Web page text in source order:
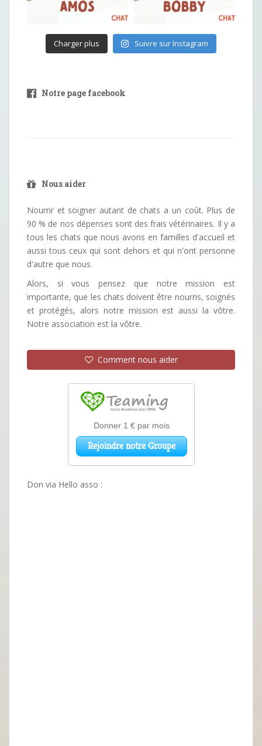
Charger plus Suivre sur Instagram
Notre page facebook
Nous aider
Nourrir et soigner autant de chats a un coût. Plus de
90 % de nos dépenses sont des frais vétérinaires. Il y a
tous les chats que nous avons en familles d'accueil et
aussi tous ceux qui sont dehors et qui n'ont personne
d'autre que nous.
Alors, si vous pensez que notre mission est
importante, que les chats doivent être nourris, soignés
et protégés, alors notre mission est aussi la vôtre.
Notre association est la vôtre.
Comment nous aider
Don via Hello asso :